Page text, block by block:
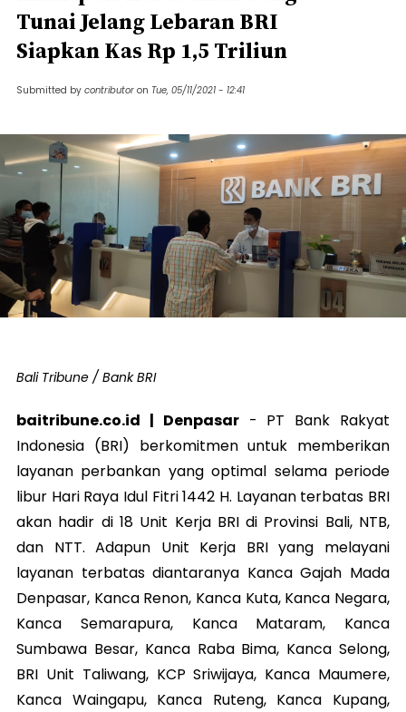
Tunai Jelang Lebaran BRI
Siapkan Kas Rp 1,5 Triliun
Submitted by contributor on Tue, 05/11/2021 - 12:41
Bali Tribune / Bank BRI
baitribune.co.id | Denpasar- PT Bank Rakyat
Indonesia (BRI) berkomitmen untuk memberikan
layanan perbankan yang optimal selama periode
libur Hari Raya Idul Fitri 1442 H. Layanan terbatas BRI
akan hadir di 18 Unit Kerja BRI di Provinsi Bali, NTB,
dan NTT. Adapun Unit Kerja BRI yang melayani
layanan terbatas diantaranya Kanca Gajah Mada
Denpasar, Kanca Renon, Kanca Kuta, Kanca Negara,
Kanca Semarapura, Kanca Mataram, Kanca
Sumbawa Besar, Kanca Raba Bima, Kanca Selong,
BRI Unit Taliwang, KCP Sriwijaya, Kanca Maumere,
Kanca Waingapu, Kanca Ruteng, Kanca Kupang,